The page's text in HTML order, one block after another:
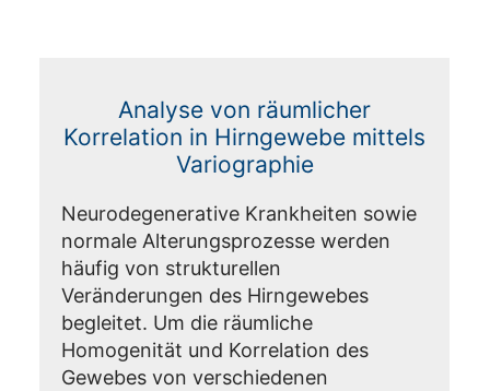
Analyse von räumlicher
Korrelation in Hirngewebe mittels
Variographie
Neurodegenerative Krankheiten sowie
normale Alterungsprozesse werden
häufig von strukturellen
Veränderungen des Hirngewebes
begleitet. Um die räumliche
Homogenität und Korrelation des
Gewebes von verschiedenen